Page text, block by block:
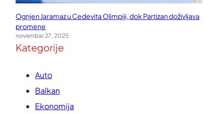
Ognjen Jaramaz u Cedevita Olimpiji, dok Partizan doživljava
promene
novembar 27, 2025
Kategorije
Auto
Balkan
Ekonomija